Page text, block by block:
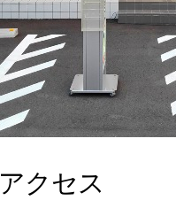
アクセス